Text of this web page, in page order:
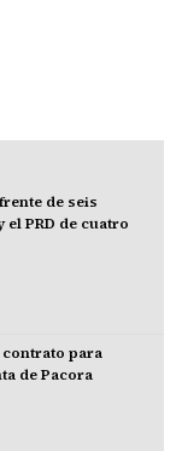
de seis
PRD de cuatro
contrato para
de Pacora